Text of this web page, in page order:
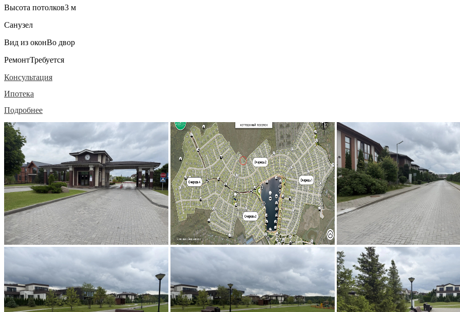
Высота потолков3 м
Санузел
Вид из оконВо двор
РемонтТребуется
Консультация
Ипотека
Подробнее